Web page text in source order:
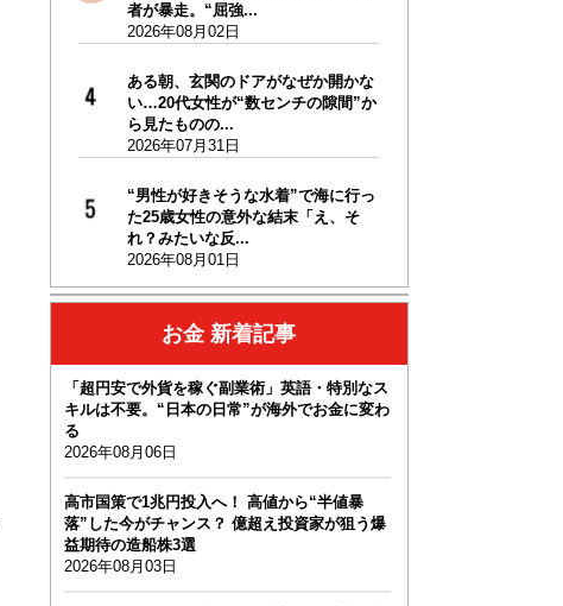
者が暴走。“屈強...
2026年08月02日
ある朝、玄関のドアがなぜか開かな
い…20代女性が“数センチの隙間”か
ら見たものの...
2026年07月31日
“男性が好きそうな水着”で海に行っ
た25歳女性の意外な結末「え、そ
れ？みたいな反...
2026年08月01日
お金 新着記事
「超円安で外貨を稼ぐ副業術」英語・特別なス
キルは不要。“日本の日常”が海外でお金に変わ
る
2026年08月06日
高市国策で1兆円投入へ！ 高値から“半値暴
落”した今がチャンス？ 億超え投資家が狙う爆
益期待の造船株3選
2026年08月03日